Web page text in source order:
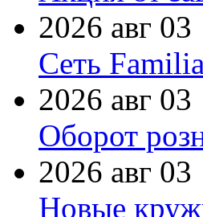
2026 авг 03
Сеть
2026 авг 03
Оборот
2026 авг 03
Новые